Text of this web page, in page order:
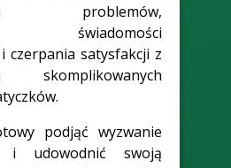
problemów,
świadomości
czerpania satysfakcji z
skomplikowanych
podjąć wyzwanie
i udowodnić swoją